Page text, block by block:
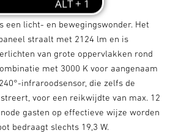
een licht- en bewegingswonder. Het
straalt met 2124 lm en is
van grote oppervlakken rond
met 3000 K voor aangenaam
infraroodsensor, die zelfs de
voor een reikwijdte van max. 12
gasten op effectieve wijze worden
bedraagt slechts 19,3 W.